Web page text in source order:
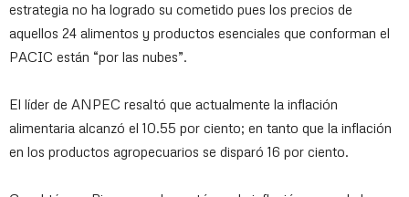
estrategia no ha logrado su cometido pues los precios de
aquellos 24 alimentos y productos esenciales que conforman el
PACIC están “por las nubes”.
El líder de ANPEC resaltó que actualmente la inflación
alimentaria alcanzó el 10.55 por ciento; en tanto que la inflación
en los productos agropecuarios se disparó 16 por ciento.